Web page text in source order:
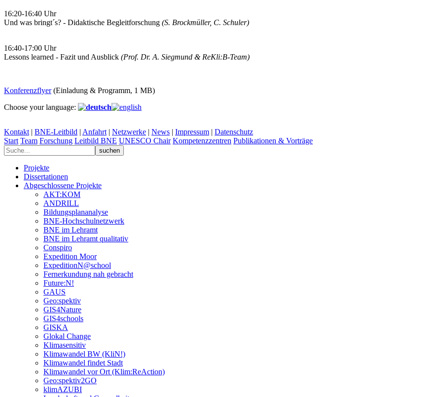
16:20-16:40 Uhr
Und was bringt´s? - Didaktische Begleitforschung (S. Brockmüller, C. Schuler)
16:40-17:00 Uhr
Lessons learned - Fazit und Ausblick (Prof. Dr. A. Siegmund & ReKli:B-Team)
Konferenzflyer(Einladung & Programm, 1 MB)
Choose your language:
Kontakt | BNE-Leitbild | Anfahrt | Netzwerke | News | Impressum | Datenschutz
Start Team Forschung Leitbild BNE UNESCO Chair Kompetenzzentren Publikationen & Vorträge
Projekte
Dissertationen
Abgeschlossene Projekte
AKT:KOM
ANDRILL
Bildungsplananalyse
BNE-Hochschulnetzwerk
BNE im Lehramt
BNE im Lehramt qualitativ
Conspiro
Expedition Moor
ExpeditionN@school
Fernerkundung nah gebracht
Future:N!
GAUS
Geo:spektiv
GIS4Nature
GIS4schools
GISKA
Glokal Change
Klimasensitiv
Klimawandel BW (KliN!)
Klimawandel findet Stadt
Klimawandel vor Ort (Klim:ReAction)
Geo:spektiv2GO
klimAZUBI